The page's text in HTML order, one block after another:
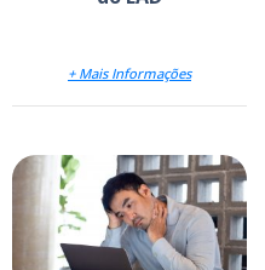
+ Mais Informações